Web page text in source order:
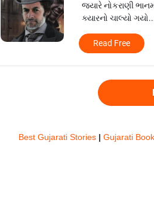
જયારે નોકરાણી
ક્યારનો ચાલ્યો
Read Free
Best Gujarati Stories | Gujarati